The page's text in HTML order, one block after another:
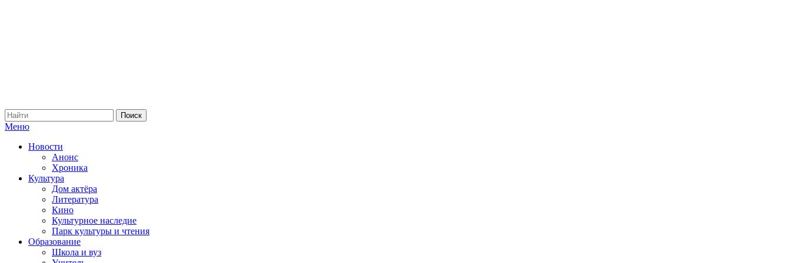
Меню
Новости
Анонс
Хроника
Культура
Дом актёра
Литература
Кино
Культурное наследие
Парк культуры и чтения
Образование
Школа и вуз